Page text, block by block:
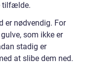
tilfælde.
er nødvendig. For
som ikke er
stadig er
at slibe dem ned.